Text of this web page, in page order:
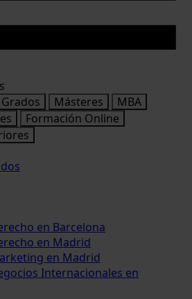
Másteres
MBA
Formación Online
en Barcelona
en Madrid
en Madrid
Internacionales en